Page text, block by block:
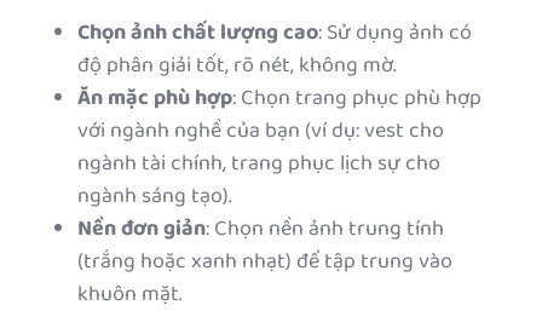
Chọn ảnh chất lượng cao: Sử dụng ảnh có
độ phân giải tốt, rõ nét, không mờ.
Ăn mặc phù hợp: Chọn trang phục phù hợp
với ngành nghề của bạn (ví dụ: vest cho
ngành tài chính, trang phục lịch sự cho
ngành sáng tạo).
Nền đơn giản: Chọn nền ảnh trung tính
(trắng hoặc xanh nhạt) để tập trung vào
khuôn mặt.